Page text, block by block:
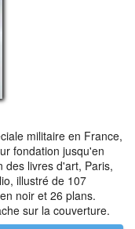
militaire en France,
fondation jusqu'en
des livres d'art, Paris,
illustré de 107
noir et 26 plans.
sur la couverture.